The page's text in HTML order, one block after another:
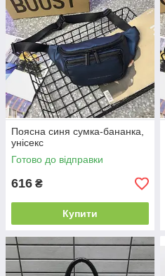
Поясна синя сумка-бананка,
унісекс
Готово до відправки
616 ₴
Купити